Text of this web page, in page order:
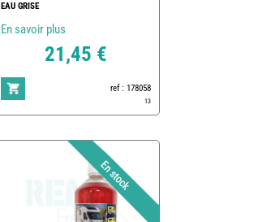
EAU GRISE
En savoir plus
21,45 €
ref : 178058
13